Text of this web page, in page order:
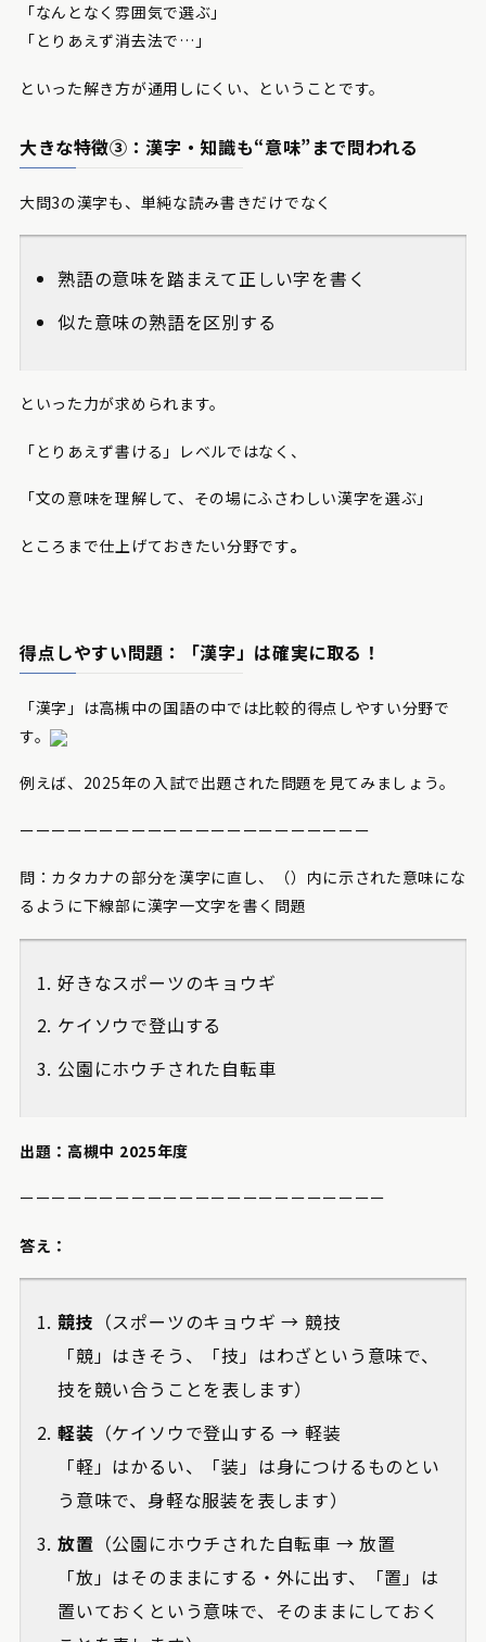
「なんとなく雰囲気で選ぶ」
「とりあえず消去法で…」
といった解き方が通用しにくい、ということです。
大きな特徴③：漢字・知識も“意味”まで問われる
大問3の漢字も、単純な読み書きだけでなく
熟語の意味を踏まえて正しい字を書く
似た意味の熟語を区別する
といった力が求められます。
「とりあえず書ける」レベルではなく、
「文の意味を理解して、その場にふさわしい漢字を選ぶ」
ところまで仕上げておきたい分野です。
得点しやすい問題 ：「漢字」は確実に取る！
「漢字」は高槻中の国語の中では比較的得点しやすい分野で
す。
例えば、2025年の入試で出題された問題を見てみましょう。
ーーーーーーーーーーーーーーーーーーーーーー
問：カタカナの部分を漢字に直し、（）内に示された意味にな
るように下線部に漢字一文字を書く問題
好きなスポーツのキョウギ
ケイソウで登山する
公園にホウチされた自転車
出題：高槻中 2025年度
ーーーーーーーーーーーーーーーーーーーーーーー
答え：
競技 （スポーツのキョウギ → 競技
「競」はきそう、「技」はわざという意味で、
技を競い合うことを表します）
軽装 （ケイソウで登山する → 軽装
「軽」はかるい、「装」は身につけるものとい
う意味で、身軽な服装を表します）
放置 （公園にホウチされた自転車 → 放置
「放」はそのままにする・外に出す、「置」は
置いておくという意味で、そのままにしておく